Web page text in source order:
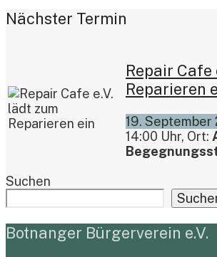
Nächster Termin
Repair Cafe
Reparieren
19. September
14:00 Uhr, Ort:
Suchen
Botnanger Bürgerverein e.V.